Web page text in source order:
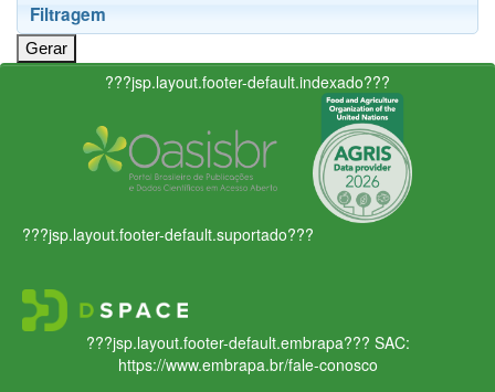
Filtragem
???jsp.layout.footer-default.indexado???
???jsp.layout.footer-default.suportado???
???jsp.layout.footer-default.embrapa??? SAC:
https://www.embrapa.br/fale-conosco